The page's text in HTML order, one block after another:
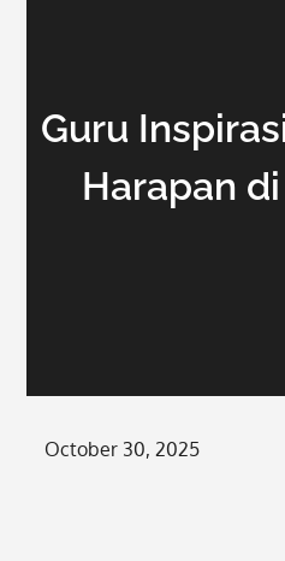
Guru
Harapan
Posted
October 30, 2025